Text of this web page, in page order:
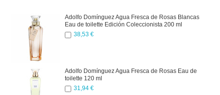
Adolfo Domínguez Agua Fresca de Rosas Blancas
Eau de toilette Edición Coleccionista 200 ml
38,53 €
Adolfo Domínguez Agua Fresca de Rosas Eau de
toilette 120 ml
31,94 €